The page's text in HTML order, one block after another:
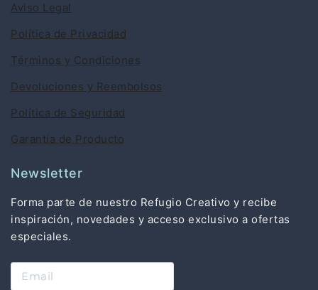
Aviso Legal
Política de Privacidad
Términos y Condiciones
Devoluciones y Reembolsos
Política de Seguridad
Garantía de Producto
Newsletter
Forma parte de nuestro Refugio Creativo y recibe
inspiración, novedades y acceso exclusivo a ofertas
especiales.